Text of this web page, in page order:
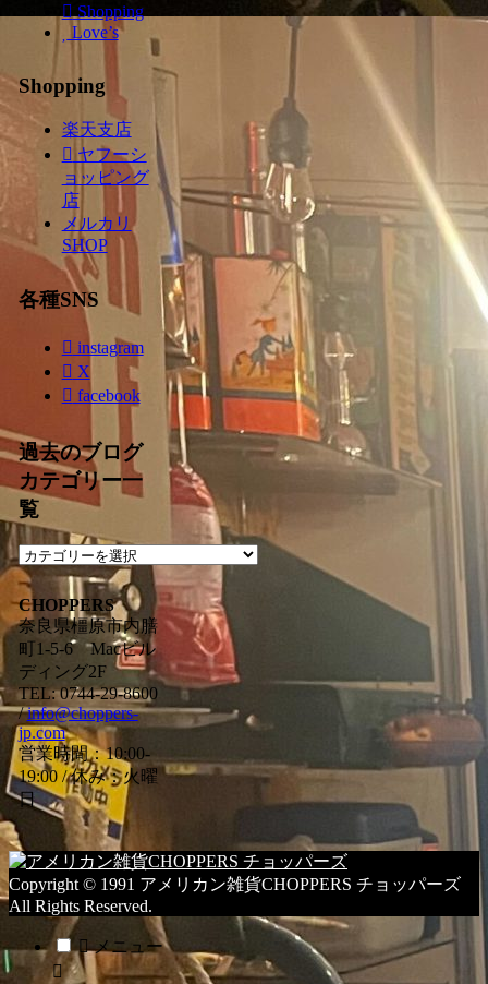
Shopping
Love’s
Shopping
楽天支店
ヤフーシ
ョッピング
店
メルカリ
SHOP
各種SNS
instagram
X
facebook
過去のブログ
カテゴリー一
覧
過
去
の
ブ
ロ
グ
カ
テ
ゴ
リ
ー
一
覧
CHOPPERS
奈良県橿原市内膳
町1-5-6 Macビル
ディング2F
TEL: 0744-29-8600
/info@choppers-
jp.com
営業時間：10:00-
19:00 / 休み：火曜
日
Copyright © 1991 アメリカン雑貨CHOPPERS チョッパーズ
All Rights Reserved.
メニュー